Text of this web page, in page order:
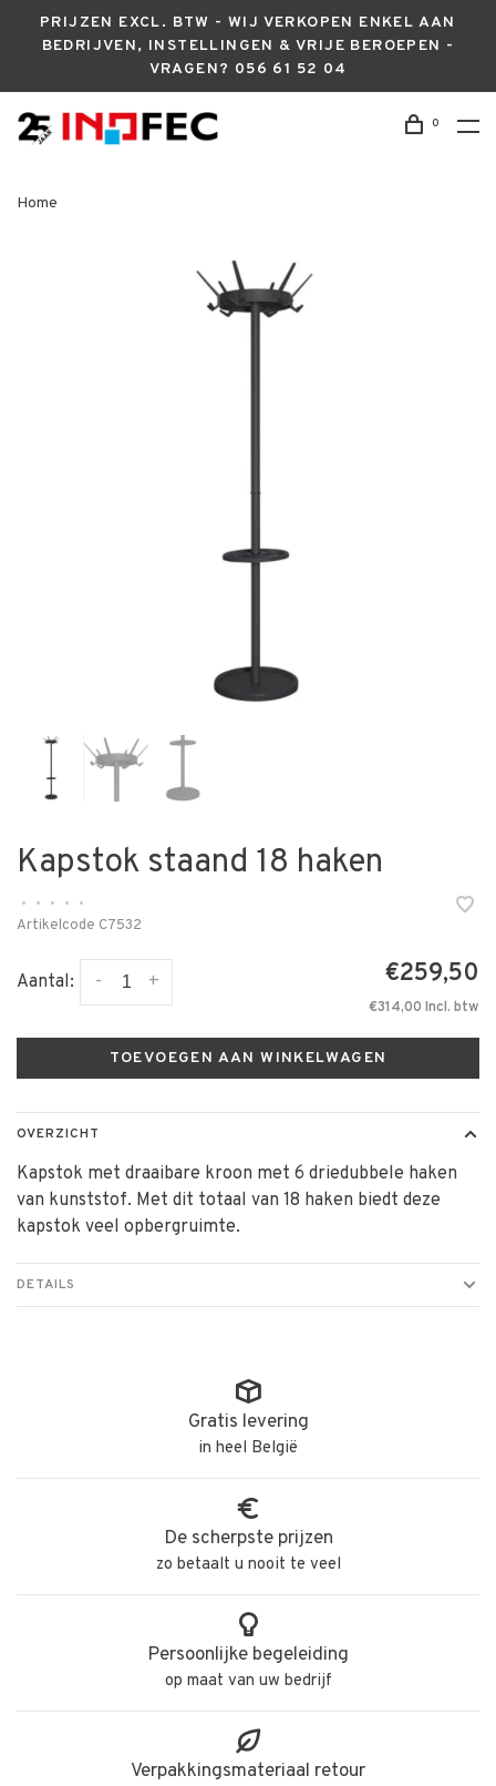
PRIJZEN EXCL. BTW - WIJ VERKOPEN ENKEL AAN
BEDRIJVEN, INSTELLINGEN & VRIJE BEROEPEN -
VRAGEN? 056 61 52 04
0
Home
Kapstok staand 18 haken
• • • •
•
Artikelcode C7532
Aantal: +
- €259,50
€314,00 Incl. btw
TOEVOEGEN AAN WINKELWAGEN
OVERZICHT
Kapstok met draaibare kroon met 6 driedubbele haken
van kunststof. Met dit totaal van 18 haken biedt deze
kapstok veel opbergruimte.
DETAILS
Gratis levering
in heel België
De scherpste prijzen
zo betaalt u nooit te veel
Persoonlijke begeleiding
op maat van uw bedrijf
Verpakkingsmateriaal retour